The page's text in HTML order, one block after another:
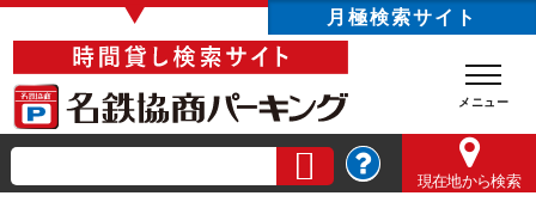
▼ 月極検索サイト
現在地から検索